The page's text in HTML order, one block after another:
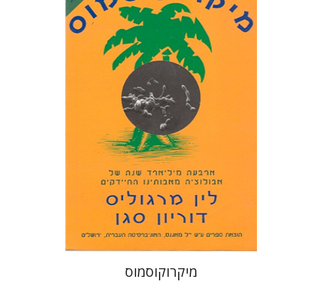
לין מרגוליס
דוריון סגן
יששכר אונא
נעמי כרמל
הנחת אתר ספר אלקטרוני
$20
מיקרוקוסמוס